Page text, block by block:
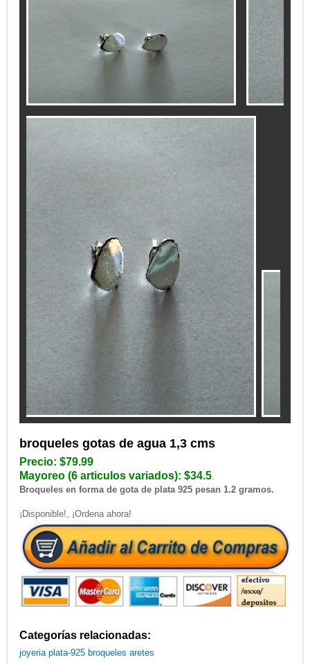
broqueles gotas de agua 1,3 cms
Precio: $79.99
Mayoreo (6 articulos variados): $34.5
Broqueles en forma de gota de plata 925 pesan 1.2 gramos.
¡Disponible!, ¡Ordena ahora!
Categorías relacionadas:
joyeriaplata-925 broquelesaretes